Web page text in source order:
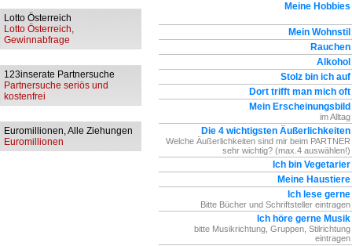
Lotto Österreich
Lotto Österreich,
Gewinnabfrage
123inserate Partnersuche
Partnersuche seriös und
kostenfrei
Euromillionen, Alle Ziehungen
Euromillionen
Meine Hobbies
Mein Wohnstil
Rauchen
Alkohol
Stolz bin ich auf
Dort trifft man mich oft
Mein Erscheinungsbild
im Alltag
Die 4 wichtigsten Äußerlichkeiten
Welche Äußerlichkeiten sind mir beim PARTNER
sehr wichtig? (max.4 auswählen!)
Ich bin Vegetarier
Meine Haustiere
Ich lese gerne
Bitte Bücher und Schriftsteller eintragen
Ich höre gerne Musik
bitte Musikrichtung, Gruppen, Stilrichtung
eintragen